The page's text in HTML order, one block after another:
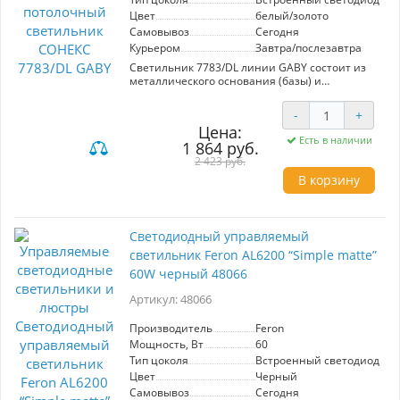
Цвет
белый/золото
Самовывоз
Сегодня
Курьером
Завтра/послезавтра
Светильник 7783/DL линии GABY состоит из
металлического основания (базы) и
рассеивателя - высококачественный пластик
марки PMMA 2.0 белого цвета с матовой
поверхностью, обеспечивающий светильнику
равномерное рассеивание и хорошее
светопропускание. Форма плафона: круглая,
декорирована ободом из пластика, цвет
сатинированное золото, имитирующее
использовать светильник в определенных
зонах влажных помещений. В комплект входит
заменяемый LED модуль с линзами,
мощностью 48Вт, которая соответствует лампе
накаливания 440Вт. А также пульт ДУ, с
помощью которого осуществляется плавное
изменение цветовой температуры 3000-6000К,
изменение яркости, переход в режим
переключения теплого/белого/холодного/
ночного света. Светильник имеет функцию
"память".
Цена:
1 864 руб.
2 423 руб.
- +
Есть в наличии
В корзину
Светодиодный управляемый
светильник Feron AL6200 “Simple matte”
60W черный 48066
Артикул: 48066
Производитель
Feron
Мощность, Вт
60
Тип цоколя
Встроенный светодиод
Цвет
Черный
Самовывоз
Сегодня